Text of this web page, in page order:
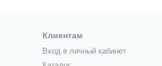
Клиентам
Вход в личный кабинет